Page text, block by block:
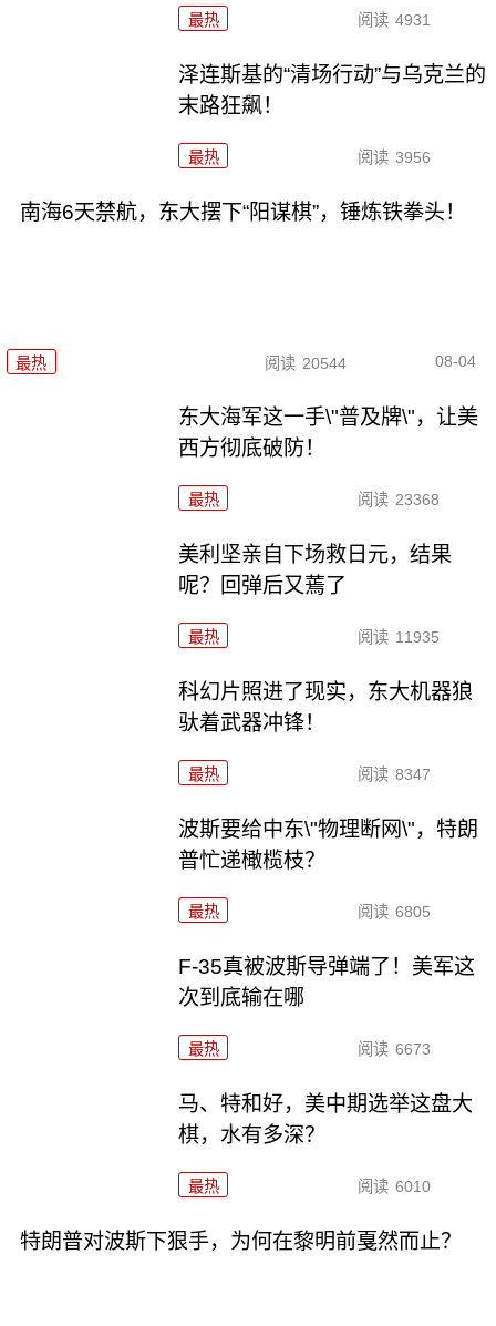
最热 阅读 4931
泽连斯基的“清场行动”与乌克兰的
末路狂飙！
最热 阅读 3956
南海6天禁航，东大摆下“阳谋棋”，锤炼铁拳头！
最热 阅读 20544 08-04
东大海军这一手\"普及牌\"，让美
西方彻底破防！
最热 阅读 23368
美利坚亲自下场救日元，结果
呢？回弹后又蔫了
最热 阅读 11935
科幻片照进了现实，东大机器狼
驮着武器冲锋！
最热 阅读 8347
波斯要给中东\"物理断网\"，特朗
普忙递橄榄枝？
最热 阅读 6805
F-35真被波斯导弹端了！美军这
次到底输在哪
最热 阅读 6673
马、特和好，美中期选举这盘大
棋，水有多深？
最热 阅读 6010
特朗普对波斯下狠手，为何在黎明前戛然而止？